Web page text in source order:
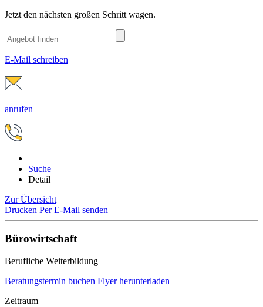
Jetzt den nächsten großen Schritt wagen.
E-Mail schreiben
anrufen
Suche
Detail
Zur Übersicht
Drucken Per E-Mail senden
Bürowirtschaft
Berufliche Weiterbildung
Beratungstermin buchen Flyer herunterladen
Zeitraum